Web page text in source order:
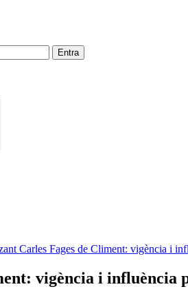
Carles Fages de Climent: vigència i
vigència i influència